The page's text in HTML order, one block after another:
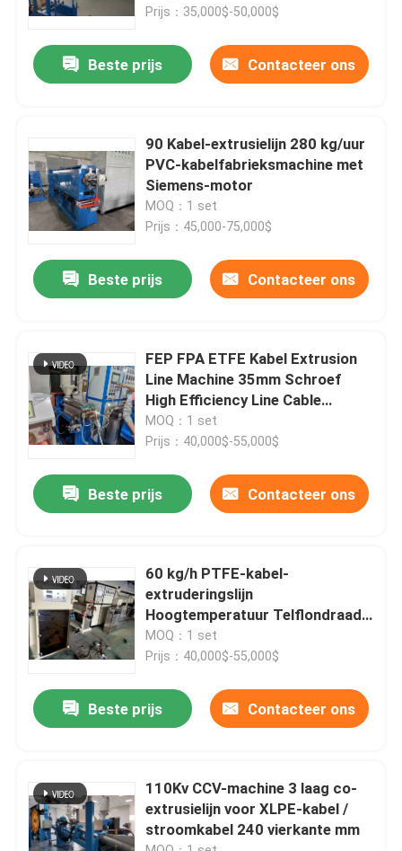
Producten
Video's
Over ons
Kwaliteitscontrole
Vraag een offerte
Cable Extruder Machine
Draadtrekkers
Prijs：35,000$-50,000$
Beste prijs Contacteer ons
90 Kabel-extrusielijn 280 kg/uur
PVC-kabelfabrieksmachine met
Siemens-motor
MOQ：1 set
Prijs：45,000-75,000$
Beste prijs Contacteer ons
FEP FPA ETFE Kabel Extrusion
Line Machine 35mm Schroef
High Efficiency Line Cable
Extruder
MOQ：1 set
Prijs：40,000$-55,000$
Beste prijs Contacteer ons
60 kg/h PTFE-kabel-
extruderingslijn
Hoogtemperatuur Telflondraad
35 mm Extruder
MOQ：1 set
Prijs：40,000$-55,000$
Beste prijs Contacteer ons
110Kv CCV-machine 3 laag co-
extrusielijn voor XLPE-kabel /
stroomkabel 240 vierkante mm